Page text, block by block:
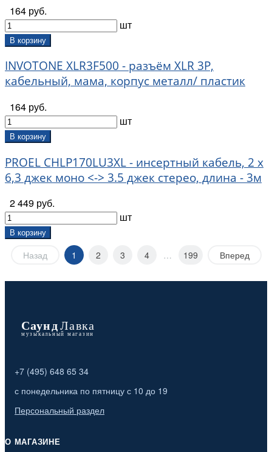
164 руб.
шт
В корзину
INVOTONE XLR3F500 - разъём XLR 3Р,
кабельный, мама, корпус металл/ пластик
164 руб.
шт
В корзину
PROEL CHLP170LU3XL - инсертный кабель, 2 х
6,3 джек моно <-> 3.5 джек стерео, длина - 3м
2 449 руб.
шт
В корзину
Назад 1 2 3 4 … 199 Вперед
+7 (495) 648 65 34
с понедельника по пятницу с 10 до 19
Персональный раздел
О МАГАЗИНЕ